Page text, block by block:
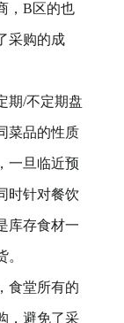
，B区的也
采购的成
期/不定期盘
菜品的性质
一旦临近预
时针对餐饮
库存食材一
食堂所有的
，避免了采